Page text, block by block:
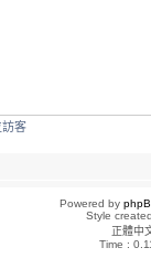
訪客
Powered by
Style
正體中
Time :